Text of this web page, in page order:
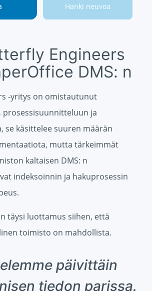
Hanki neuvoa
Engineers
DMS: n
-yritys on omistautunut
prosessisuunnitteluun ja
se käsittelee suuren määrän
mutta tärkeimmät
kaltaisen DMS: n
indeksoinnin ja hakuprosessin
täysi luottamus siihen, että
toimisto on mahdollista.
päivittäin
tiedon parissa.